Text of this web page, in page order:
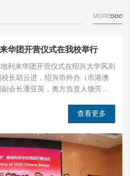
MORE
华团开营仪式在我校举行
利来华团开营仪式在绍兴大学风则
长胡云进，绍兴市外办（市港澳
会长潘亚英，奥方负责人饶芳萌
，以及我校来华留学生多语种志
愿者共同参与。胡云进向远道而来
他指出，“汉语桥” 是教育部语合